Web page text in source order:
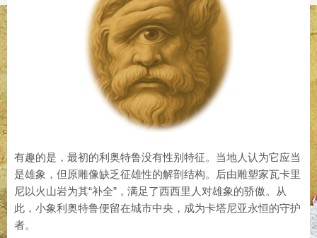
有趣的是，最初的利奥特鲁没有性别特征。当地人认为它应当
是雄象，但原雕像缺乏征雄性的解剖结构。后由雕塑家瓦卡里
尼以火山岩为其“补全”，满足了西西里人对雄象的骄傲。从
此，小象利奥特鲁便留在城市中央，成为卡塔尼亚永恒的守护
者。